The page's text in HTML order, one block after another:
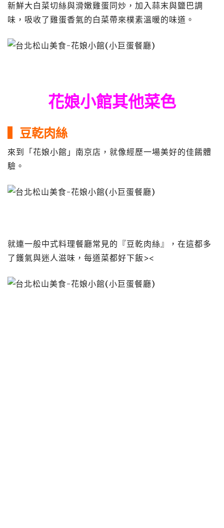
新鮮大白菜切絲與滑嫩雞蛋同炒，加入蒜末與鹽巴調
味，吸收了雞蛋香氣的白菜帶來樸素溫暖的味道。
花娘小館其他菜色
▍豆乾肉絲
來到「花娘小館」南京店，就像經歷一場美好的佳餚體
驗。
就連一般中式料理餐廳常見的『豆乾肉絲』，在這都多
了鑊氣與迷人滋味，每道菜都好下飯><